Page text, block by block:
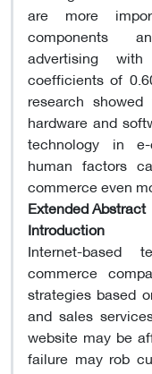
are more
components
advertising
coefficients of
research
hardware and
technology in
human factors
commerce even
Extended Abstract
Introduction
Internet-based
commerce
strategies based
and sales
website may be
failure may rob